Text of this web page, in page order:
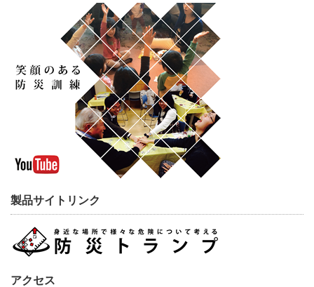
製品サイトリンク
アクセス